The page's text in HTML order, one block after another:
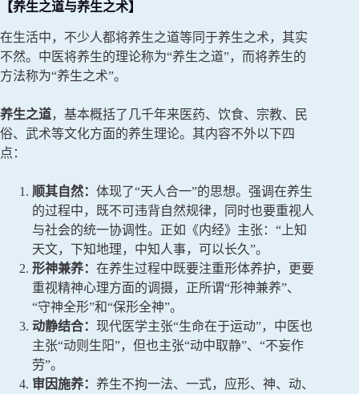
【养生之道与养生之术】
在生活中，不少人都将养生之道等同于养生之术，其实
不然。中医将养生的理论称为“养生之道”，而将养生的
方法称为“养生之术”。
养生之道，基本概括了几千年来医药、饮食、宗教、民
俗、武术等文化方面的养生理论。其内容不外以下四
点：
顺其自然： 体现了“天人合一”的思想。强调在养生
的过程中，既不可违背自然规律，同时也要重视人
与社会的统一协调性。正如《内经》主张：“上知
天文，下知地理，中知人事，可以长久”。
形神兼养： 在养生过程中既要注重形体养护，更要
重视精神心理方面的调摄，正所谓“形神兼养”、
“守神全形”和“保形全神”。
动静结合： 现代医学主张“生命在于运动”，中医也
主张“动则生阳”，但也主张“动中取静”、“不妄作
劳”。
审因施养： 养生不拘一法、一式，应形、神、动、